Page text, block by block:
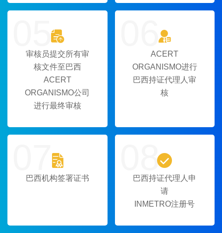
05
审核员提交所有审
核文件至巴西
ACERT
ORGANISMO公司
进行最终审核
06
ACERT
ORGANISMO进行
巴西持证代理人审
核

巴西机构签署证书
08
巴西持证代理人申
请
INMETRO注册号